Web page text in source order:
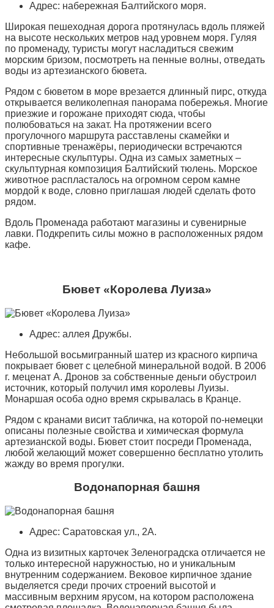
Адрес: набережная Балтийского моря.
Широкая пешеходная дорога протянулась вдоль пляжей
на высоте нескольких метров над уровнем моря. Гуляя
по променаду, туристы могут насладиться свежим
морским бризом, посмотреть на пенные волны, отведать
воды из артезианского бювета.
Рядом с бюветом в море врезается длинный пирс, откуда
открывается великолепная панорама побережья. Многие
приезжие и горожане приходят сюда, чтобы
полюбоваться на закат. На протяжении всего
прогулочного маршрута расставлены скамейки и
спортивные тренажёры, периодически встречаются
интересные скульптуры. Одна из самых заметных –
скульптурная композиция Балтийский тюлень. Морское
животное распласталось на огромном сером камне
мордой к воде, словно приглашая людей сделать фото
рядом.
Вдоль Променада работают магазины и сувенирные
лавки. Подкрепить силы можно в расположенных рядом
кафе.
Бювет «Королева Луиза»
Адрес: аллея Дружбы.
Небольшой восьмигранный шатер из красного кирпича
покрывает бювет с целебной минеральной водой. В 2006
г. меценат А. Дронов за собственные деньги обустроил
источник, который получил имя королевы Луизы.
Монаршая особа одно время скрывалась в Кранце.
Рядом с кранами висит табличка, на которой по-немецки
описаны полезные свойства и химическая формула
артезианской воды. Бювет стоит посреди Променада,
любой желающий может совершенно бесплатно утолить
жажду во время прогулки.
Водонапорная башня
Адрес: Саратовская ул., 2А.
Одна из визитных карточек Зеленоградска отличается не
только интересной наружностью, но и уникальным
внутренним содержанием. Вековое кирпичное здание
выделяется среди прочих строений высотой и
массивным верхним ярусом, на котором расположена